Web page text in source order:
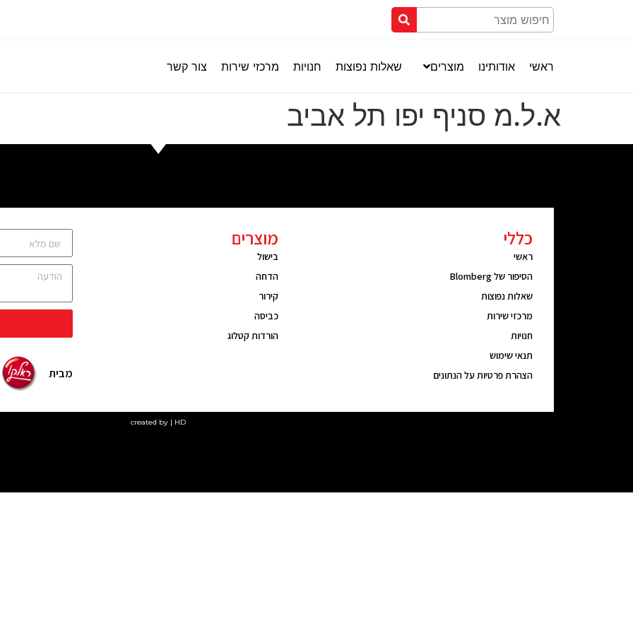
ראשי אודותינו מוצרים שאלות נפוצות חנויות מרכזי שירות צור קשר
א.ל.מ סניף יפו תל אביב
כללי
ראשי
הסיפור של Blomberg
שאלות נפוצות
מרכזי שירות
חנויות
תנאי שימוש
הצהרת פרטיות על הנתונים
מוצרים
בישול
הדחה
קירור
כביסה
הורדות קטלוג
מבית
created by | HD